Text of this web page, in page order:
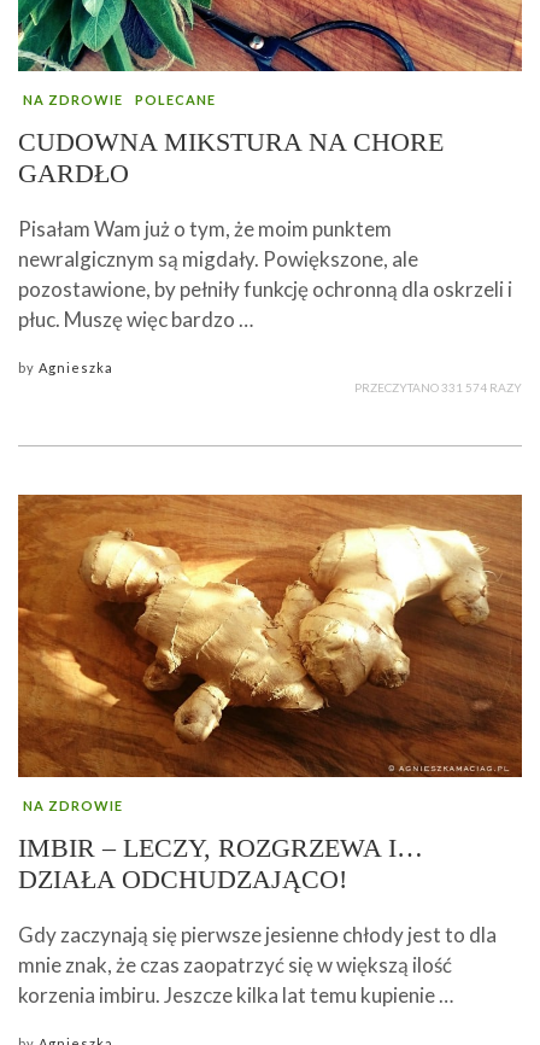
NA ZDROWIE POLECANE
CUDOWNA MIKSTURA NA CHORE
GARDŁO
Pisałam Wam już o tym, że moim punktem
newralgicznym są migdały. Powiększone, ale
pozostawione, by pełniły funkcję ochronną dla oskrzeli i
płuc. Muszę więc bardzo …
by Agnieszka
PRZECZYTANO 331 574 RAZY
NA ZDROWIE
IMBIR – LECZY, ROZGRZEWA I…
DZIAŁA ODCHUDZAJĄCO!
Gdy zaczynają się pierwsze jesienne chłody jest to dla
mnie znak, że czas zaopatrzyć się w większą ilość
korzenia imbiru. Jeszcze kilka lat temu kupienie …